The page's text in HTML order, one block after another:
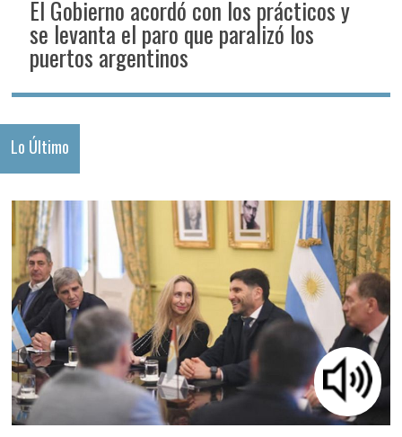
El Gobierno acordó con los prácticos y
se levanta el paro que paralizó los
puertos argentinos
Lo Último